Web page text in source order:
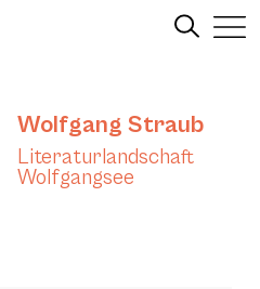
Wolfgang Straub
Literaturlandschaft
Wolfgangsee